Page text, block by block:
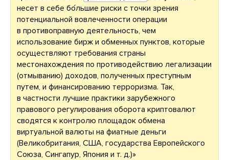
несет в себе бо́льшие риски с точки зрения
потенциальной вовлеченности операции
в противоправную деятельность, чем
использование бирж и обменных пунктов, которые
осуществляют требования страны
местонахождения по противодействию легализации
(отмыванию) доходов, полученных преступным
путем, и финансированию терроризма. Так,
в частности лучшие практики зарубежного
правового регулирования оборота криптовалют
сводятся к контролю площадок обмена
виртуальной валюты на фиатные деньги
(Великобритания, США, государства Европейского
Союза, Сингапур, Япония и т. д.)»